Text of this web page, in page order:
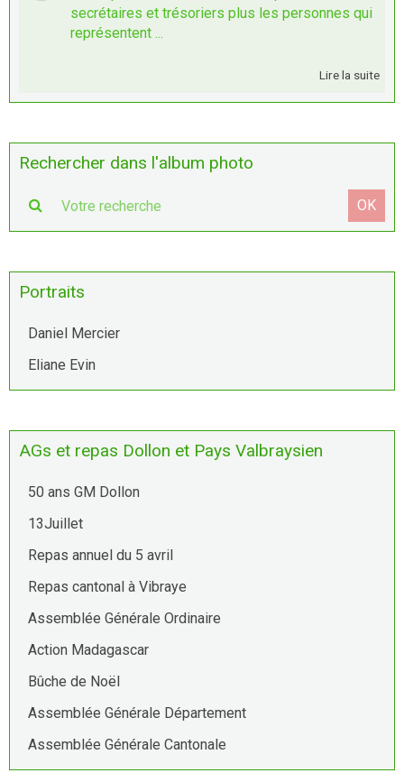
secrétaires et trésoriers plus les personnes qui
représentent ...
Lire la suite
Rechercher dans l'album photo
OK
Portraits
Daniel Mercier
Eliane Evin
AGs et repas Dollon et Pays Valbraysien
50 ans GM Dollon
13Juillet
Repas annuel du 5 avril
Repas cantonal à Vibraye
Assemblée Générale Ordinaire
Action Madagascar
Bûche de Noël
Assemblée Générale Département
Assemblée Générale Cantonale